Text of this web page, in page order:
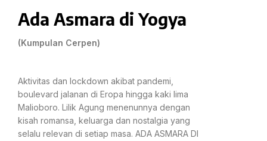
Ada Asmara di Yogya
(Kumpulan Cerpen)
Aktivitas dan lockdown akibat pandemi,
boulevard jalanan di Eropa hingga kaki lima
Malioboro. Lilik Agung menenunnya dengan
kisah romansa, keluarga dan nostalgia yang
selalu relevan di setiap masa. ADA ASMARA DI